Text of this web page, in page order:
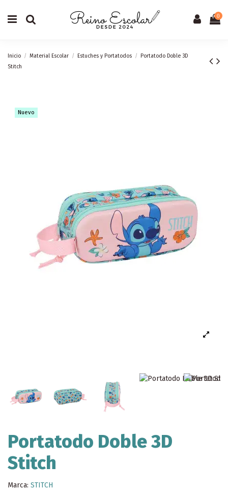
0
Inicio Material Escolar Estuches y Portatodos
Portatodo Doble 3D
Stitch
Nuevo
Portatodo Doble 3D
Stitch
Marca: STITCH